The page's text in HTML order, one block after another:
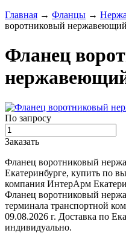
Главная → Фланцы →
воротниковый
Фланец
По запросу
Заказать
Фланец воротниковый
Екатеринбурге, купить по
компания ИнтерАрм
Фланец воротниковый
терминала транспортной
09.08.2026 г. Доставка по
индивидуально.